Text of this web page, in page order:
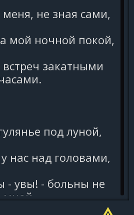
не зная сами,
мой ночной покой,
встреч закатными
под луной,
нас над головами,
- увы! - больны не
мной,